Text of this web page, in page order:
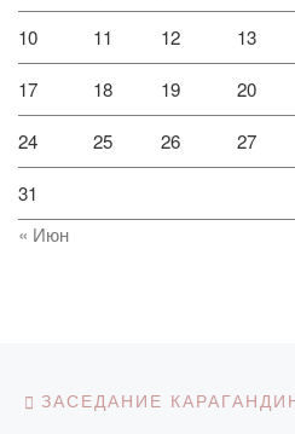
10 11 12 13
17 18 19 20
24 25 26 27
31
« Июн
Навигация по